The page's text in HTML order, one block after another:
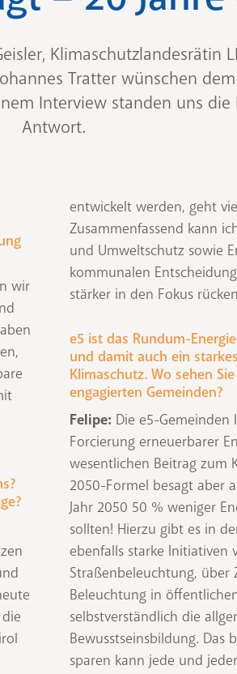
Klimaschutzlandesrätin
Tratter wünschen
Interview standen uns die
Antwort.
wir
entwickelt werden, geht
Zusammenfassend kann
und Umweltschutz sowie
kommunalen
stärker in den Fokus
e5 ist das Rundum-
und damit auch ein
Klimaschutz. Wo sehen
engagierten Gemeinden?
Felipe: Die e5-Gemeinden
Forcierung erneuerbarer
wesentlichen Beitrag zum
2050-Formel besagt aber
Jahr 2050 50 % weniger
sollten! Hierzu gibt es in
ebenfalls starke Initiativen
Straßenbeleuchtung, über
Beleuchtung in
selbstverständlich die
Bewusstseinsbildung. Das
sparen kann jede und